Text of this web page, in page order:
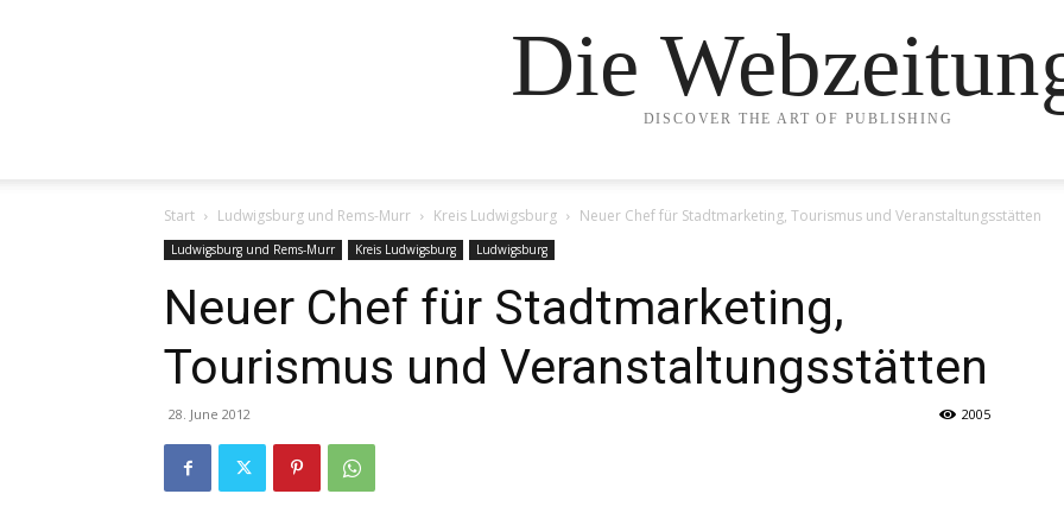
Die
DISCOVER THE ART OF PUBLISHING
Start Ludwigsburg und Rems-Murr Kreis Ludwigsburg Neuer Chef für Stadtmarketing, Tourismus und Veranstaltungsstätten
Ludwigsburg und Rems-Murr Kreis Ludwigsburg Ludwigsburg
Neuer Chef für Stadtmarketing,
Tourismus und Veranstaltungsstätten
28. June 2012 2005